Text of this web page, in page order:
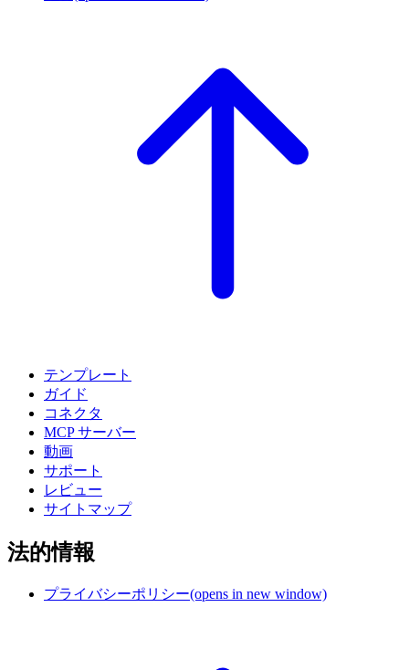
テンプレート
ガイド
コネクタ
MCP サーバー
動画
サポート
レビュー
サイトマップ
法的情報
プライバシーポリシー(opens in new window)